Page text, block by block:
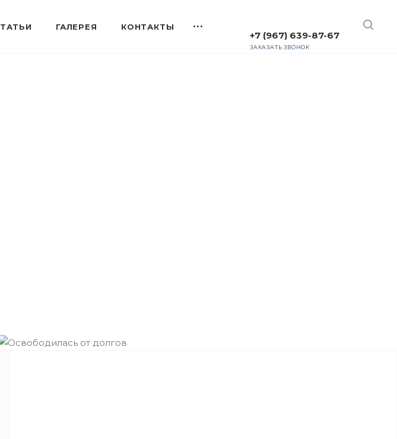
+7 (967) 639-87-67
ЗАКАЗАТЬ ЗВОНОК